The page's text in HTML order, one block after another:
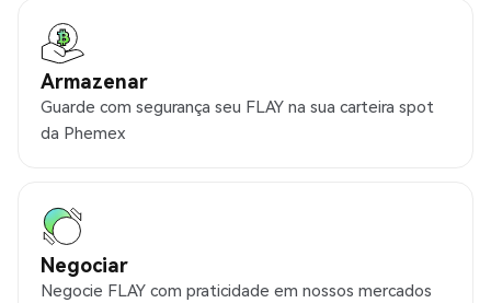
Armazenar
Guarde com segurança seu FLAY na sua carteira spot
da Phemex
Negociar
Negocie FLAY com praticidade em nossos mercados